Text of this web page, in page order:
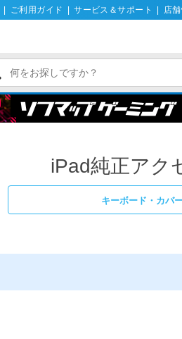
ご利用ガイド サービス＆サポート 店
iPad純正アク
キーボード・カバ